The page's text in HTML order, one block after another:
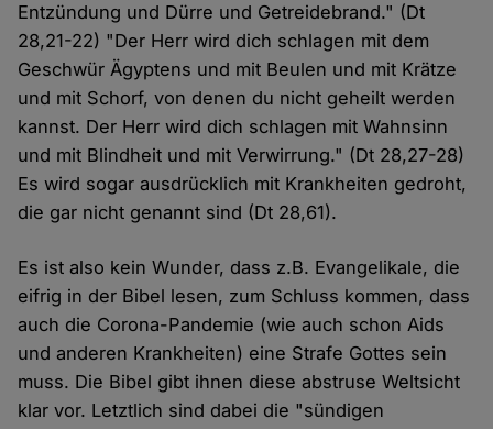
Entzündung und Dürre und Getreidebrand." (Dt
28,21-22) "Der Herr wird dich schlagen mit dem
Geschwür Ägyptens und mit Beulen und mit Krätze
und mit Schorf, von denen du nicht geheilt werden
kannst. Der Herr wird dich schlagen mit Wahnsinn
und mit Blindheit und mit Verwirrung." (Dt 28,27-28)
Es wird sogar ausdrücklich mit Krankheiten gedroht,
die gar nicht genannt sind (Dt 28,61).
Es ist also kein Wunder, dass z.B. Evangelikale, die
eifrig in der Bibel lesen, zum Schluss kommen, dass
auch die Corona-Pandemie (wie auch schon Aids
und anderen Krankheiten) eine Strafe Gottes sein
muss. Die Bibel gibt ihnen diese abstruse Weltsicht
klar vor. Letztlich sind dabei die "sündigen